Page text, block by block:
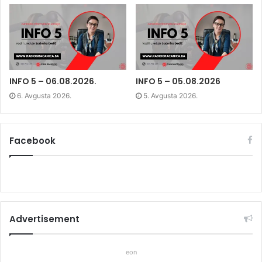
n
n
e
w
w
i
n
d
o
w
)
n
e
w
w
i
n
o
w
)
n
n
e
w
w
i
n
d
w
)
)
INFO 5 – 06.08.2026.
6. Avgusta 2026.
INFO 5 – 05.08.2026
5. Avgusta 2026.
Facebook
Advertisement
eon